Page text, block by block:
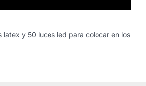
latex y 50 luces led para colocar en los